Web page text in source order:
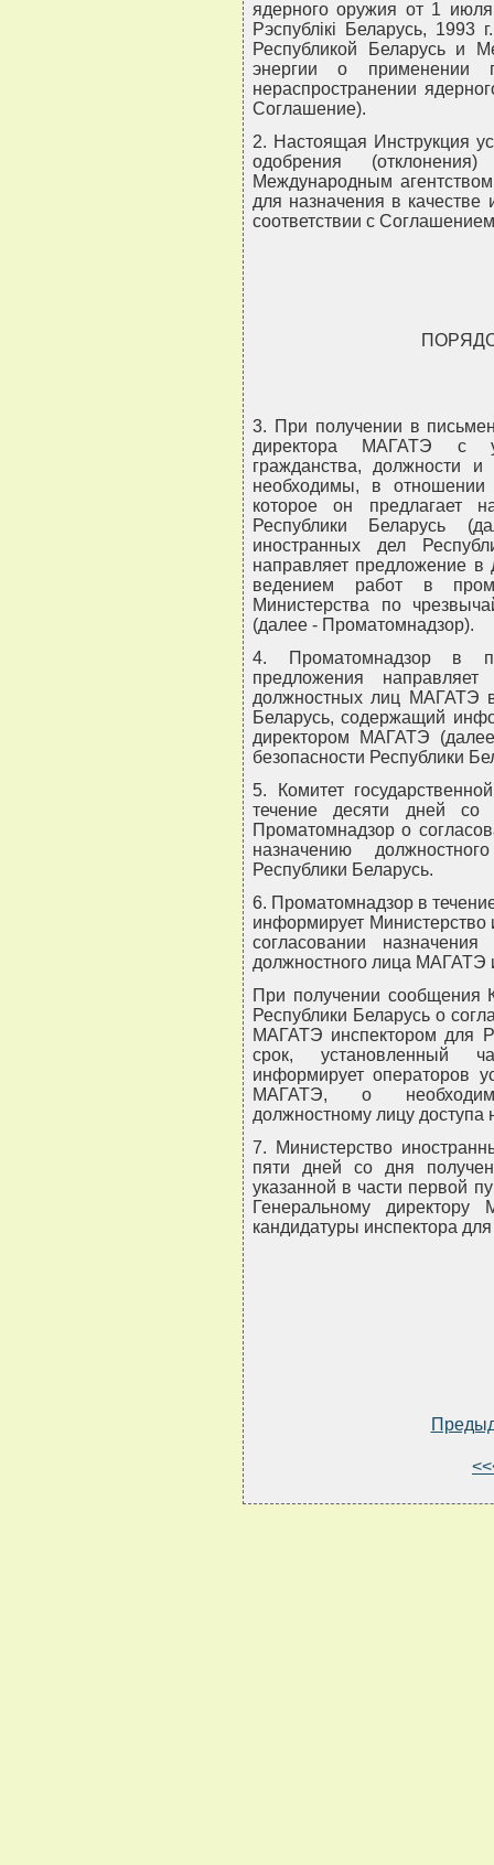
ядерного оружия от 1
Рэспублiкi Беларусь,
Республикой Беларусь и
энергии о
нераспространении
Соглашение).
2. Настоящая Инструкция
одобрения
Международным
для назначения в качестве
соответствии с
3. При получении в
директора МАГАТЭ с
гражданства, должности
необходимы, в
которое он предлагает
Республики Беларусь
иностранных дел
направляет предложение в
ведением работ в
Министерства по
(далее - Проматомнадзор).
4. Проматомнадзор в
предложения
должностных лиц МАГАТЭ в
Беларусь, содержащий
директором МАГАТЭ
безопасности Республики
5. Комитет
течение десяти дней со
Проматомнадзор о
назначению
Республики Беларусь.
6. Проматомнадзор в
информирует Министерство
согласовании
должностного лица МАГАТЭ
При получении сообщения
Республики Беларусь о
МАГАТЭ инспектором для
срок, установленный
информирует операторов
МАГАТЭ, о
должностному лицу доступа
7. Министерство
пяти дней со дня
указанной в части первой
Генеральному
кандидатуры инспектора